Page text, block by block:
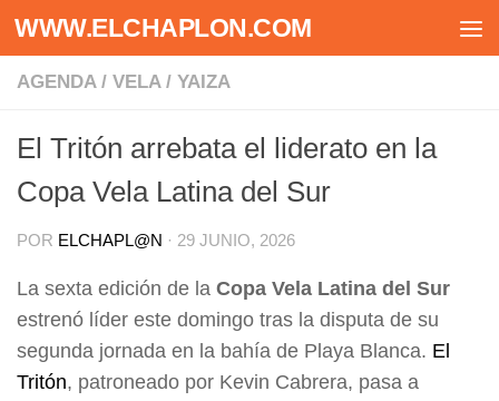
Saltar al contenido
WWW.ELCHAPLON.COM
AGENDA / VELA / YAIZA
El Tritón arrebata el liderato en la
Copa Vela Latina del Sur
POR ELCHAPL@N · 29 JUNIO, 2026
La sexta edición de la Copa Vela Latina del Sur
estrenó líder este domingo tras la disputa de su
segunda jornada en la bahía de Playa Blanca. El
Tritón, patroneado por Kevin Cabrera, pasa a